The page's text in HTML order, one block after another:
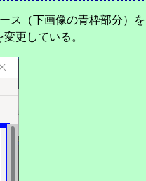
ス（下画像の青枠部分）
更している。